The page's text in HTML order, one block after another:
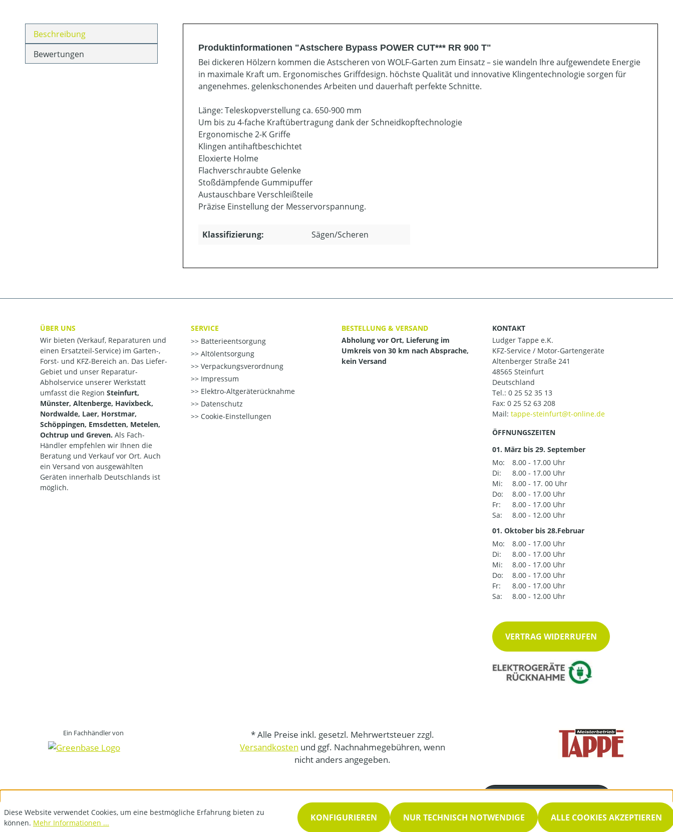
Beschreibung
Bewertungen
Produktinformationen "Astschere Bypass POWER CUT*** RR 900 T"
Bei dickeren Hölzern kommen die Astscheren von WOLF-Garten zum Einsatz – sie wandeln Ihre aufgewendete Energie
in maximale Kraft um. Ergonomisches Griffdesign. höchste Qualität und innovative Klingentechnologie sorgen für
angenehmes. gelenkschonendes Arbeiten und dauerhaft perfekte Schnitte.
Länge: Teleskopverstellung ca. 650-900 mm
Um bis zu 4-fache Kraftübertragung dank der Schneidkopftechnologie
Ergonomische 2-K Griffe
Klingen antihaftbeschichtet
Eloxierte Holme
Flachverschraubte Gelenke
Stoßdämpfende Gummipuffer
Austauschbare Verschleißteile
Präzise Einstellung der Messervorspannung.
Klassifizierung: Sägen/Scheren
ÜBER UNS
Wir bieten (Verkauf, Reparaturen und
einen Ersatzteil-Service) im Garten-,
Forst- und KFZ-Bereich an. Das Liefer-
Gebiet und unser Reparatur-
Abholservice unserer Werkstatt
umfasst die Region Steinfurt,
Münster, Altenberge, Havixbeck,
Nordwalde, Laer, Horstmar,
Schöppingen, Emsdetten, Metelen,
Ochtrup und Greven. Als Fach-
Händler empfehlen wir Ihnen die
Beratung und Verkauf vor Ort. Auch
ein Versand von ausgewählten
Geräten innerhalb Deutschlands ist
möglich.
SERVICE
Batterieentsorgung
Altölentsorgung
Verpackungsverordnung
Impressum
Elektro-Altgeräterücknahme
Datenschutz
Cookie-Einstellungen
BESTELLUNG & VERSAND
Abholung vor Ort, Lieferung im
Umkreis von 30 km nach Absprache,
kein Versand
KONTAKT
Ludger Tappe e.K.
KFZ-Service / Motor-Gartengeräte
Altenberger Straße 241
48565 Steinfurt
Deutschland
Tel.: 0 25 52 35 13
Fax: 0 25 52 63 208
Mail:
ÖFFNUNGSZEITEN
01. März bis 29. September
Mo:
8.00 - 17.00 Uhr
Di:
8.00 - 17.00 Uhr
Mi:
8.00 - 17. 00 Uhr
Do:
8.00 - 17.00 Uhr
Fr:
8.00 - 17.00 Uhr
Sa:
8.00 - 12.00 Uhr
01. Oktober bis 28.Februar
Mo:
8.00 - 17.00 Uhr
Di:
8.00 - 17.00 Uhr
Mi:
8.00 - 17.00 Uhr
Do:
8.00 - 17.00 Uhr
Fr:
8.00 - 17.00 Uhr
Sa:
8.00 - 12.00 Uhr
VERTRAG WIDERRUFEN
Ein Fachhändler von
* Alle Preise inkl. gesetzl. Mehrwertsteuer zzgl.
Versandkosten und ggf. Nachnahmegebühren, wenn
nicht anders angegeben.
0 25 52 35 13
Servicezeiten
Diese Website verwendet Cookies, um eine bestmögliche Erfahrung bieten zu
können. Mehr Informationen ... NUR TECHNISCH NOTWENDIGE
KONFIGURIEREN ALLE COOKIES AKZEPTIEREN